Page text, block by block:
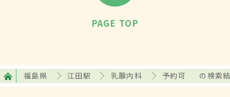
PAGE TOP
福島県 江田駅 乳腺内科 予約可 の検索